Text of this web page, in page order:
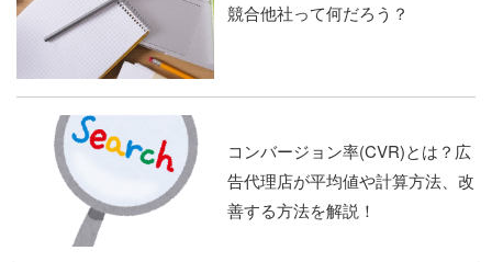
競合他社って何だろう？
コンバージョン率(CVR)とは？広
告代理店が平均値や計算方法、改
善する方法を解説！